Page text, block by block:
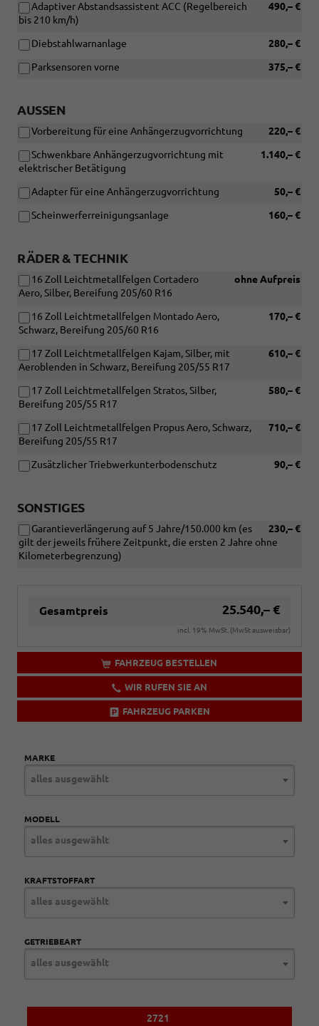
Navigations
[WQ3]
Design
Dynamic
oder
Design
Selection
Suite)
490,– €
Adaptiver Abstandsassistent ACC (Regelbereich
bis 210 km/h)
280,– €
Diebstahlwarnanlage
375,– €
Parksensoren vorne
AUSSEN
220,– €
Vorbereitung für eine Anhängerzugvorrichtung
1.140,– €
Schwenkbare Anhängerzugvorrichtung mit
elektrischer Betätigung
50,– €
Adapter für eine Anhängerzugvorrichtung
160,– €
Scheinwerferreinigungsanlage
RÄDER & TECHNIK
ohne Aufpreis
16 Zoll Leichtmetallfelgen Cortadero
Aero, Silber, Bereifung 205/60 R16
170,– €
16 Zoll Leichtmetallfelgen Montado Aero,
Schwarz, Bereifung 205/60 R16
610,– €
17 Zoll Leichtmetallfelgen Kajam, Silber, mit
Aeroblenden in Schwarz, Bereifung 205/55 R17
580,– €
17 Zoll Leichtmetallfelgen Stratos, Silber,
Bereifung 205/55 R17
710,– €
17 Zoll Leichtmetallfelgen Propus Aero, Schwarz,
Bereifung 205/55 R17
90,– €
Zusätzlicher Triebwerkunterbodenschutz
SONSTIGES
230,– €
Garantieverlängerung auf 5 Jahre/150.000 km (es
gilt der jeweils frühere Zeitpunkt, die ersten 2 Jahre ohne
Kilometerbegrenzung)
Gesamtpreis 25.540,– €
incl. 19% MwSt. (MwSt ausweisbar)
FAHRZEUG BESTELLEN
WIR RUFEN SIE AN
FAHRZEUG PARKEN
MARKE
alles ausgewählt
MODELL
alles ausgewählt
KRAFTSTOFFART
alles ausgewählt
GETRIEBEART
alles ausgewählt
2721